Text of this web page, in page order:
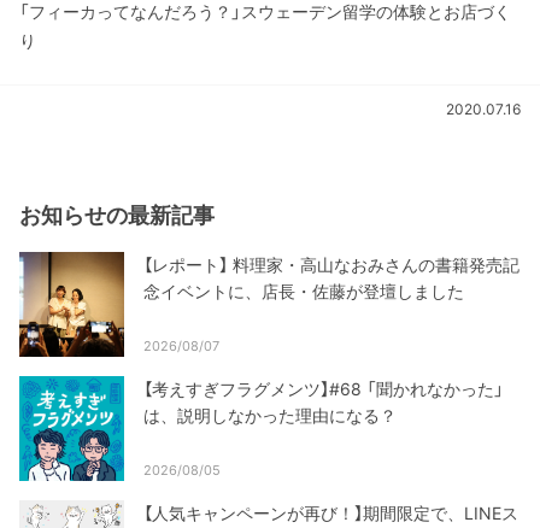
「フィーカってなんだろう？」スウェーデン留学の体験とお店づく
り
2020.07.16
お知らせの最新記事
【レポート】 料理家・高山なおみさんの書籍発売記
念イベントに、店長・佐藤が登壇しました
2026/08/07
【考えすぎフラグメンツ】#68 「聞かれなかった」
は、説明しなかった理由になる？
2026/08/05
【人気キャンペーンが再び！】期間限定で、LINEス